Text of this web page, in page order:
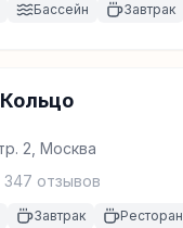
Бассейн Завтрак
2, Москва
347 отзывов
Завтрак Ресторан